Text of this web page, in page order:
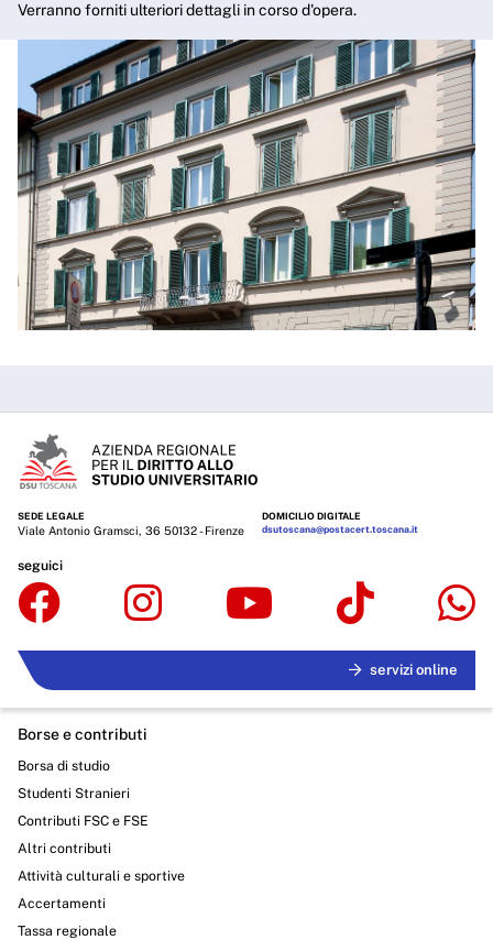
Verranno forniti ulteriori dettagli in corso d'opera.
SEDE LEGALE
Viale Antonio Gramsci, 36 50132 - Firenze
DOMICILIO DIGITALE
dsutoscana@postacert.toscana.it
seguici
servizi online
Borse e contributi
Borsa di studio
Studenti Stranieri
Contributi FSC e FSE
Altri contributi
Attività culturali e sportive
Accertamenti
Tassa regionale